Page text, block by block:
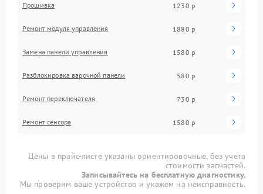
Прошивка 1230 р
Ремонт модуля управления 1880 р
Замена панели управления 1580 р
Разблокировка варочной панели 580 р
Ремонт переключателя 730 р
Ремонт сенсора 1580 р
Цены в прайс-листе указаны ориентировочные, без учета
стоимости запчастей.
Записывайтесь на бесплатную диагностику.
Мы проверим ваше устройство и укажем на неисправность.